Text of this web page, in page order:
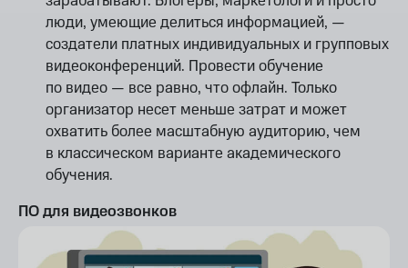
люди, умеющие делиться информацией, —
создатели платных индивидуальных и групповых
видеоконференций. Провести обучение
по видео — все равно, что офлайн. Только
организатор несет меньше затрат и может
охватить более масштабную аудиторию, чем
в классическом варианте академического
обучения.
ПО для видеозвонков